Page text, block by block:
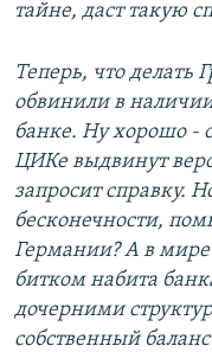
тайне, даст такую
Теперь, что делать
обвинили в
банке. Ну хорошо -
ЦИКе выдвинут
запросит справку.
бесконечности,
Германии? А в мире
битком набита
дочерними
собственный